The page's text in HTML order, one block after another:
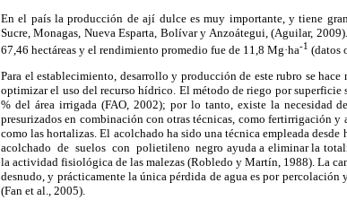
En el país la producción de ají dulce es muy importante, y tiene
Sucre, Monagas, Nueva Esparta, Bolívar y Anzoátegui, (Aguilar,
67,46 hectáreas y el rendimiento promedio fue de 11,8 Mg·ha-1 (datos
Para el establecimiento, desarrollo y producción de este rubro se
optimizar el uso del recurso hídrico. El método de riego por
% del área irrigada (FAO, 2002); por lo tanto, existe la necesidad
presurizados en combinación con otras técnicas, como fertirrigación
como las hortalizas. El acolchado ha sido una técnica empleada
acolchado de suelos con polietileno negro ayuda a eliminar la
la actividad fisiológica de las malezas (Robledo y Martín, 1988). La
desnudo, y prácticamente la única pérdida de agua es por
(Fan et al., 2005).